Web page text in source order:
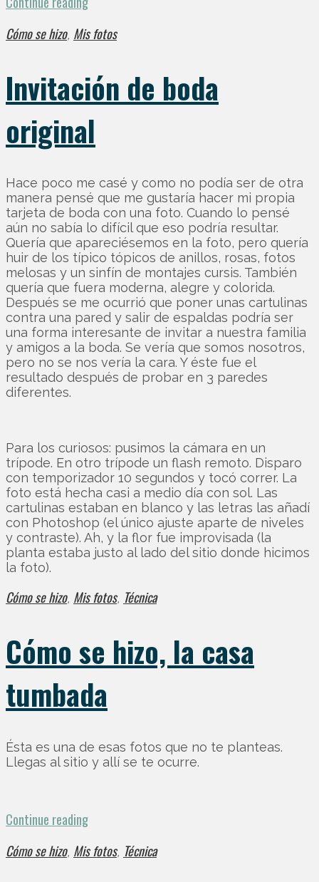
Cómo se hizo, Mis fotos
Invitación de boda
original
Hace poco me casé y como no podía ser de otra
manera pensé que me gustaría hacer mi propia
tarjeta de boda con una foto. Cuando lo pensé
aún no sabía lo difícil que eso podría resultar.
Quería que apareciésemos en la foto, pero quería
huir de los típico tópicos de anillos, rosas, fotos
melosas y un sinfín de montajes cursis. También
quería que fuera moderna, alegre y colorida.
Después se me ocurrió que poner unas cartulinas
contra una pared y salir de espaldas podría ser
una forma interesante de invitar a nuestra familia
y amigos a la boda. Se vería que somos nosotros,
pero no se nos vería la cara. Y éste fue el
resultado después de probar en 3 paredes
diferentes.
Para los curiosos: pusimos la cámara en un
trípode. En otro trípode un flash remoto. Disparo
con temporizador 10 segundos y tocó correr. La
foto está hecha casi a medio día con sol. Las
cartulinas estaban en blanco y las letras las añadí
con Photoshop (el único ajuste aparte de niveles
y contraste). Ah, y la flor fue improvisada (la
planta estaba justo al lado del sitio donde hicimos
la foto).
Cómo se hizo, Mis fotos, Técnica
Cómo se hizo, la casa
tumbada
Ésta es una de esas fotos que no te planteas.
Llegas al sitio y allí se te ocurre.
Continue reading
Cómo se hizo, Mis fotos, Técnica